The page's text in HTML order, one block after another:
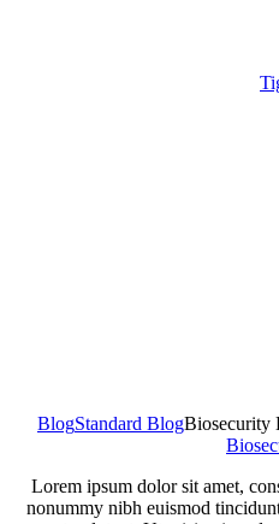
BlogStandard BlogBiosecurity
Lorem ipsum dolor sit amet,
nonummy nibh euismod